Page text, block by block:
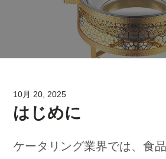
10月 20, 2025
はじめに
ケータリング業界では、食